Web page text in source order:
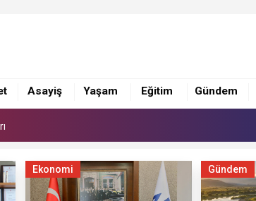
Asayiş Yaşam Eğitim Gündem
Ekonomi Gündem